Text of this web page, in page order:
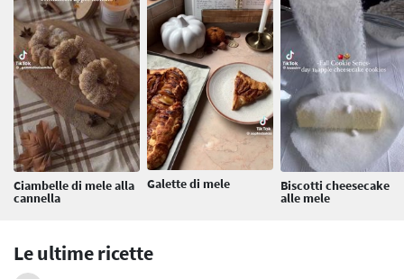
Ciambelle di mele alla
cannella
Galette di mele Biscotti cheesecake
alle mele
Le ultime ricette